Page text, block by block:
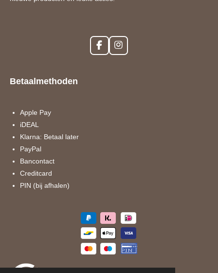
F
a
I
n
Betaalmethoden
Apple Pay
iDEAL
Klarna: Betaal later
PayPal
Bancontact
Creditcard
PIN (bij afhalen)